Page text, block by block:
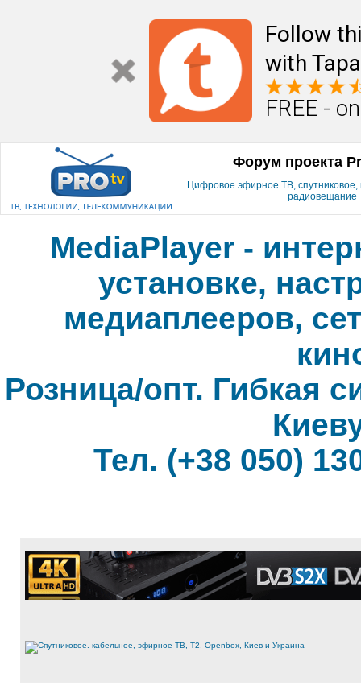
Follow
with
FREE -
Форум проекта
Цифровое эфирное ТВ, спутниковое,
радиовещание
MediaPlayer -
установке,
медиаплееров,
Розница/опт. Гибкая
Тел. (+38 050)